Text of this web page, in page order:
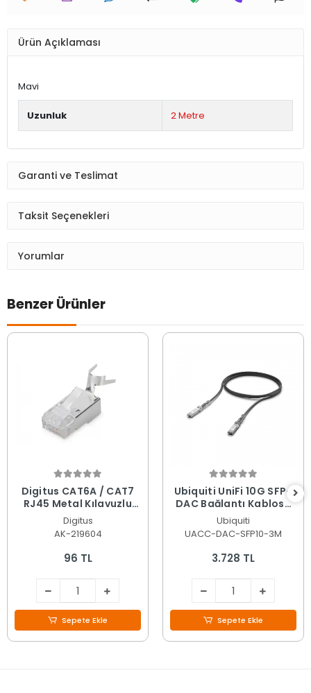
Ürün Açıklaması
Mavi
Uzunluk 2 Metre
Garanti ve Teslimat
Taksit Seçenekleri
Yorumlar
Benzer Ürünler
Digitus CAT6A / CAT7
RJ45 Metal Kılavuzlu
Pass-Through
Konnektör (AK-219604)
Digitus
AK-219604
96 TL
Sepete Ekle
Ubiquiti UniFi 10G SFP+
DAC Bağlantı Kablosu
Siyah - 3 Metre UACC-
DAC-SFP10-3M
Ubiquiti
UACC-DAC-SFP10-3M
3.728 TL
Sepete Ekle